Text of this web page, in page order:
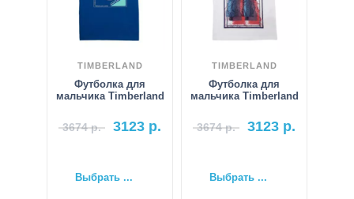
TIMBERLAND
Футболка для
мальчика Timberland
3674р. 3123 р.
Выбрать ...
TIMBERLAND
Футболка для
мальчика Timberland
3674р. 3123 р.
Выбрать ...